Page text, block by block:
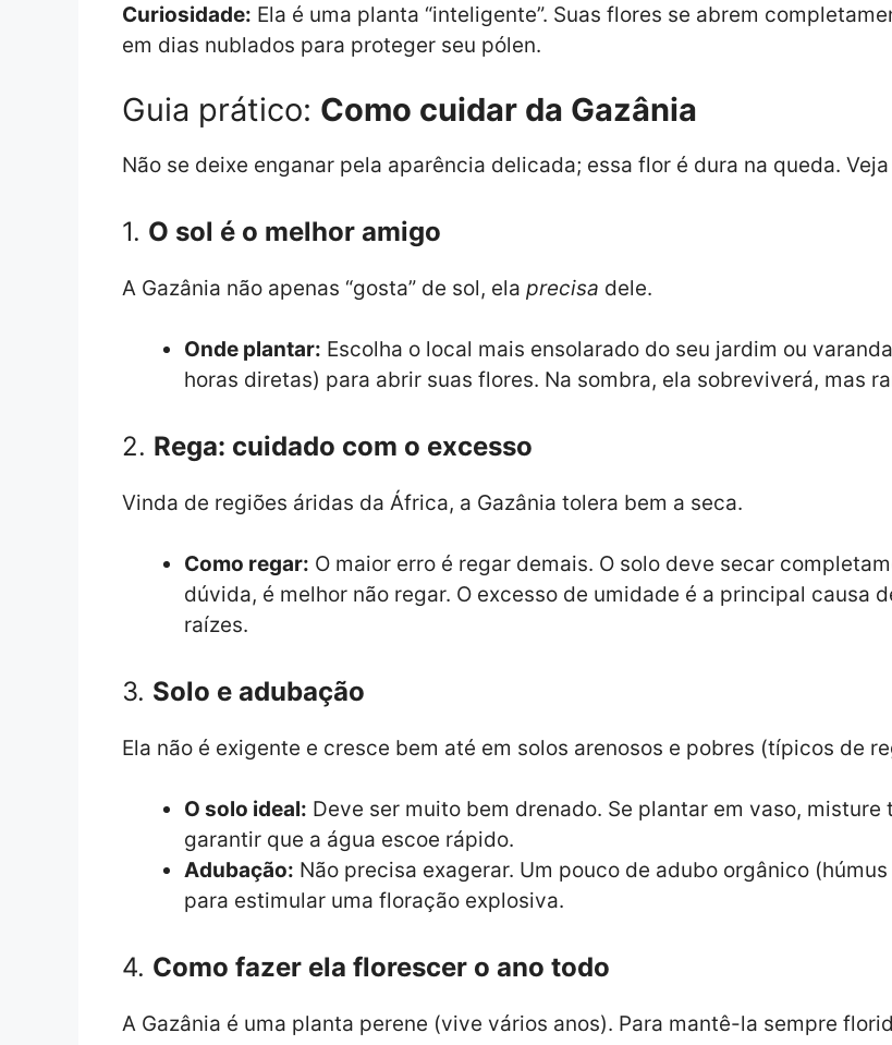
Curiosidade: Ela é uma planta “inteligente”. Suas flores se abrem
em dias nublados para proteger seu pólen.
Guia prático: Como cuidar da Gazânia
Não se deixe enganar pela aparência delicada; essa flor é dura na queda.
1. O sol é o melhor amigo
A Gazânia não apenas “gosta” de sol, ela precisa dele.
Onde plantar: Escolha o local mais ensolarado do seu jardim ou
horas diretas) para abrir suas flores. Na sombra, ela sobreviverá, mas
2. Rega: cuidado com o excesso
Vinda de regiões áridas da África, a Gazânia tolera bem a seca.
Como regar: O maior erro é regar demais. O solo deve secar
dúvida, é melhor não regar. O excesso de umidade é a principal causa
raízes.
3. Solo e adubação
Ela não é exigente e cresce bem até em solos arenosos e pobres (típicos de
O solo ideal: Deve ser muito bem drenado. Se plantar em vaso,
garantir que a água escoe rápido.
Adubação: Não precisa exagerar. Um pouco de adubo orgânico
para estimular uma floração explosiva.
4. Como fazer ela florescer o ano todo
A Gazânia é uma planta perene (vive vários anos). Para mantê-la sempre